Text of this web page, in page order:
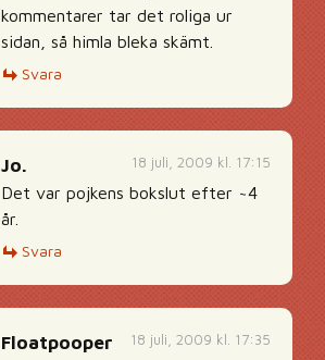
kommentarer tar det roliga ur
sidan, så himla bleka skämt.
Svara
18 juli, 2009 kl. 17:15
Jo.
Det var pojkens bokslut efter ~4
år.
Svara
18 juli, 2009 kl. 17:35
Floatpooper